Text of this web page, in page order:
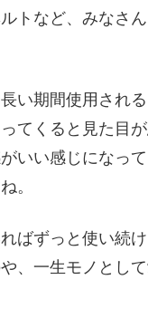
トなど、みなさ
い期間使用され
てくると見た目
いい感じになっ
。
ばずっと使い続
、一生モノとし